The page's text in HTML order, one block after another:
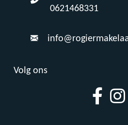
0621468331
Volg ons
Facebook